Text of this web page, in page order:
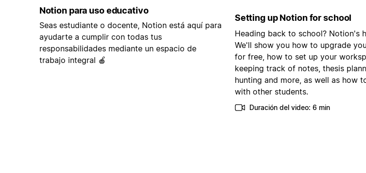
Notion para uso educativo
Seas estudiante o docente, Notion está aquí para
ayudarte a cumplir con todas tus
responsabilidades mediante un espacio de
trabajo integral 🍎
Setting up Notion for school
Heading back to school? Notion's
We'll show you how to upgrade
for free, how to set up your
keeping track of notes, thesis
hunting and more, as well as how
with other students.
Duración del video: 6 min